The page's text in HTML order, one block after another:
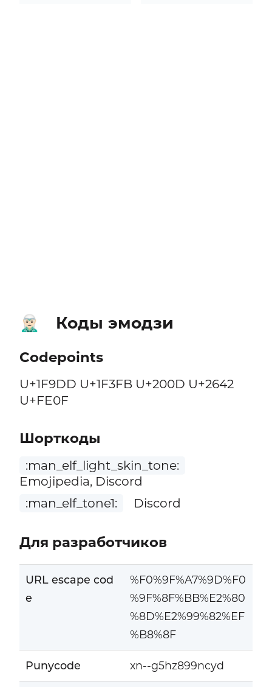
🧝🏻‍♂️ Коды эмодзи
Codepoints
U+1F9DD U+1F3FB U+200D U+2642
U+FE0F
Шорткоды
:man_elf_light_skin_tone:
Emojipedia, Discord
:man_elf_tone1:
Discord
Для разработчиков
URL escape cod
e
%F0%9F%A7%9D%F0
%9F%8F%BB%E2%80
%8D%E2%99%82%EF
%B8%8F
Punycode xn--g5hz899ncyd